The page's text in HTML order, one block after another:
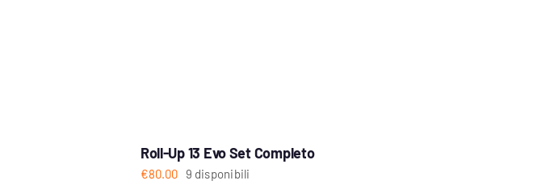
Roll-Up 13 Evo Set Completo
€80.00 9 disponibili